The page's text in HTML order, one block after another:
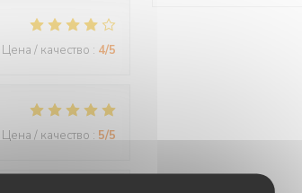
Цена / качество : 4/5
Цена / качество : 5/5